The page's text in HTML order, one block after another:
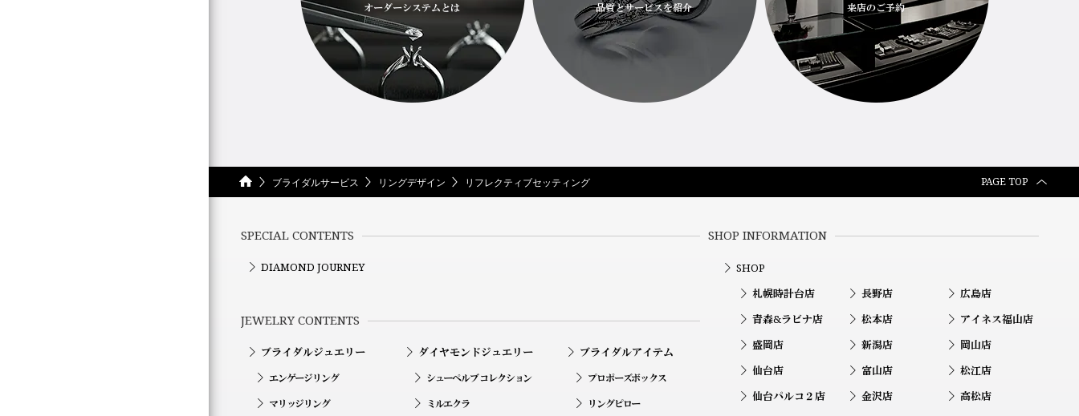
オーダーシステムとは 品質とサービスを紹介 来店のご予約
ブライダルサービス リングデザイン リフレクティブセッティング PAGE TOP
JEWELRY CONTENTS
ブライダルジュエリー
エンゲージリング
マリッジリング
ダイヤモンドジュエリー
シューペルブ コレクション
ミルエクラ
ブライダルアイテム
プロポーズボックス
リングピロー
SHOP INFORMATION
SHOP
札幌時計台店
青森&ラビナ店
盛岡店
仙台店
仙台パルコ２店
長野店
松本店
新潟店
富山店
金沢店
広島店
アイネス福山店
岡山店
松江店
高松店
SPECIAL CONTENTS
DIAMOND JOURNEY